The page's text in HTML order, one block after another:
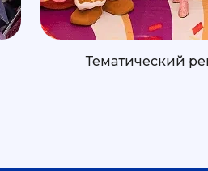
Тематический